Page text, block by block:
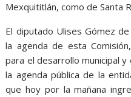
Mexquititlán, como de Santa
El diputado Ulises Gómez
la agenda de esta
para el desarrollo municipal
la agenda pública de la
que hoy por la mañana